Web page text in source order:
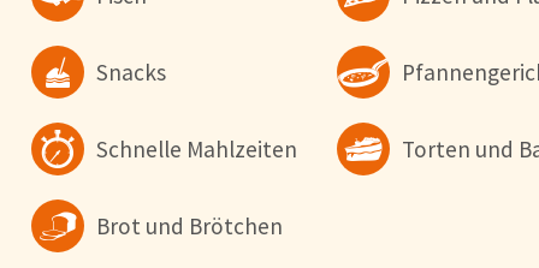
Snacks
Schnelle Mahlzeiten Torten und
Brot und Brötchen